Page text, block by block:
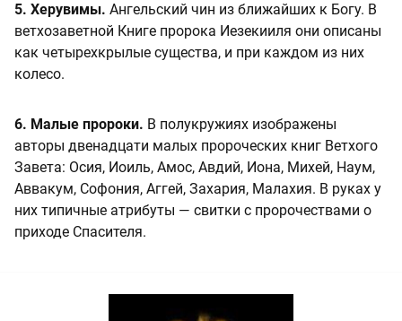
5. Херувимы. Ангельский чин из ближайших к Богу. В
ветхозаветной Книге пророка Иезекииля они описаны
как четырехкрылые существа, и при каждом из них
колесо.
6. Малые пророки. В полукружиях изображены
авторы двенадцати малых пророческих книг Ветхого
Завета: Осия, Иоиль, Амос, Авдий, Иона, Михей, Наум,
Аввакум, Софония, Аггей, Захария, Малахия. В руках у
них типичные атрибуты — свитки с пророчествами о
приходе Спасителя.